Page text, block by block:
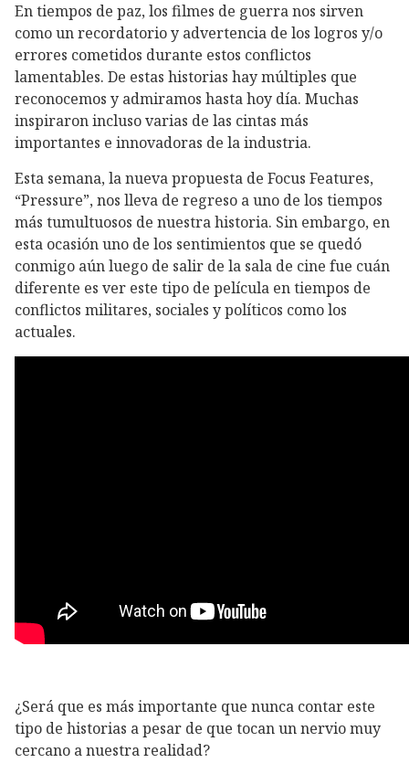
En tiempos de paz, los filmes de guerra nos sirven
como un recordatorio y advertencia de los logros y/o
errores cometidos durante estos conflictos
lamentables. De estas historias hay múltiples que
reconocemos y admiramos hasta hoy día. Muchas
inspiraron incluso varias de las cintas más
importantes e innovadoras de la industria.
Esta semana, la nueva propuesta de Focus Features,
“Pressure”, nos lleva de regreso a uno de los tiempos
más tumultuosos de nuestra historia. Sin embargo, en
esta ocasión uno de los sentimientos que se quedó
conmigo aún luego de salir de la sala de cine fue cuán
diferente es ver este tipo de película en tiempos de
conflictos militares, sociales y políticos como los
actuales.
¿Será que es más importante que nunca contar este
tipo de historias a pesar de que tocan un nervio muy
cercano a nuestra realidad?